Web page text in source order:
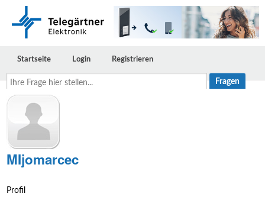
Ihre
Frage
stellen...
Startseite Login Registrieren
MIjomarcec
Profil